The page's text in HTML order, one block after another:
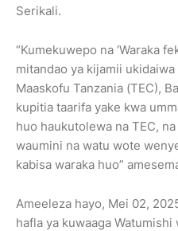
Serikali.
“Kumekuwepo na ‘Waraka
mitandao ya kijamii
Maaskofu Tanzania (TEC),
kupitia taarifa yake kwa
huo haukutolewa na TEC,
waumini na watu wote
kabisa waraka huo”
Ameeleza hayo, Mei 02,
hafla ya kuwaaga